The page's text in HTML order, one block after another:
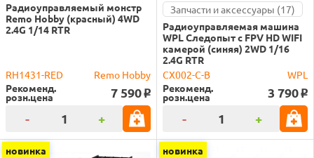
Радиоуправляемый монстр
Remo Hobby (красный) 4WD
2.4G 1/14 RTR
RH1431-RED
Remo Hobby
Рекоменд.
розн.цена 7 590 o
- +
Запчасти и аксессуары (17)
Радиоуправляемая машина
WPL Следопыт с FPV HD WIFI
камерой (синяя) 2WD 1/16
2.4G RTR
CX002-C-B
WPL
Рекоменд.
розн.цена 3 790 o
- +
новинка новинка